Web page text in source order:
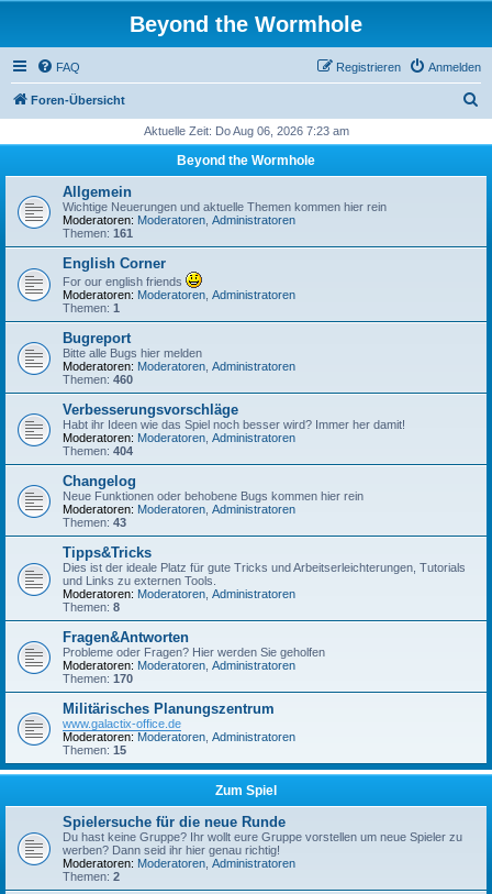
Beyond the Wormhole
FAQ Anmelden
Registrieren
Foren-Übersicht
h
Aktuelle Zeit: Do Aug 06, 2026 7:23 am
Beyond the Wormhole
Allgemein
Wichtige Neuerungen und aktuelle Themen kommen hier rein
Moderatoren: Moderatoren Administratoren
Themen: 161
English Corner
For our english friends
Moderatoren: Moderatoren Administratoren
Themen: 1
Bugreport
Bitte alle Bugs hier melden
Moderatoren: Moderatoren Administratoren
Themen: 460
Verbesserungsvorschläge
Habt ihr Ideen wie das Spiel noch besser wird? Immer her damit!
Moderatoren: Moderatoren Administratoren
Themen: 404
Changelog
Neue Funktionen oder behobene Bugs kommen hier rein
Moderatoren: Moderatoren Administratoren
Themen: 43
Tipps&Tricks
Dies ist der ideale Platz für gute Tricks und Arbeitserleichterungen, Tutorials
und Links zu externen Tools.
Moderatoren: Moderatoren Administratoren
Themen: 8
Fragen&Antworten
Probleme oder Fragen? Hier werden Sie geholfen
Moderatoren: Moderatoren Administratoren
Themen: 170
Militärisches Planungszentrum
www.galactix-office.de
Moderatoren: Moderatoren Administratoren
Themen: 15
Zum Spiel
Spielersuche für die neue Runde
Du hast keine Gruppe? Ihr wollt eure Gruppe vorstellen um neue Spieler zu
werben? Dann seid ihr hier genau richtig!
Moderatoren: Moderatoren Administratoren
Themen: 2